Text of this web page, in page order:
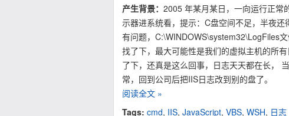
产生背景： 2005 年某月某日，一向运行正常
示器进系统看，提示：C盘空间不足，半夜
有问题，C:\WINDOWS\system32\LogFiles
找了下，最大可能性是我们的虚拟主机的所
了下，还真是这么回事，日志天天都在长，
常，回到公司后把IIS日志改到别的盘了。
阅读全文 »
Tags: cmd, IIS, JavaScript, VBS, WSH, 日志